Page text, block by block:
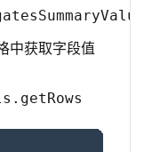
SummaryValue
中获取字段值